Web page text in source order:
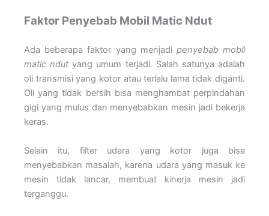
Faktor Penyebab Mobil Matic Ndut
Ada beberapa faktor yang menjadi penyebab mobil
matic ndut yang umum terjadi. Salah satunya adalah
oli transmisi yang kotor atau terlalu lama tidak diganti.
Oli yang tidak bersih bisa menghambat perpindahan
gigi yang mulus dan menyebabkan mesin jadi bekerja
keras.
Selain itu, filter udara yang kotor juga bisa
menyebabkan masalah, karena udara yang masuk ke
mesin tidak lancar, membuat kinerja mesin jadi
terganggu.